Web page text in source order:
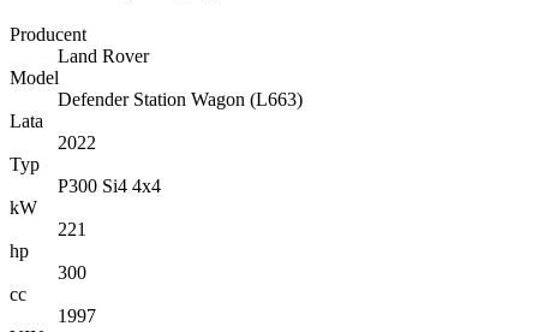
Producent
Land Rover
Model
Defender Station Wagon (L663)
Lata
2022
Typ
P300 Si4 4x4
kW
221
hp
300
cc
1997